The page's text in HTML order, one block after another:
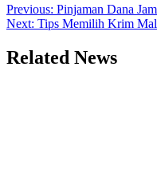
Post
navigation
Previous: Pinjaman Dana
Next: Tips Memilih Krim
Related News